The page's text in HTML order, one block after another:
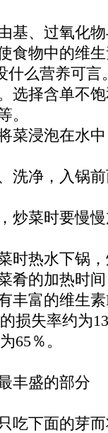
、过氧化物
食物中的维
什么营养可
选择含单不
。
菜浸泡在水
净，入锅前
菜时要慢慢
时热水下锅
肴的加热时
丰富的维生
损失率约为
65％。
丰盛的部分
下面的芽而